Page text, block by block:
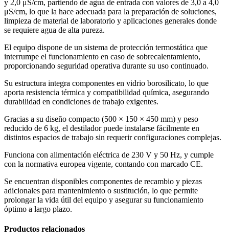
y 2,0 μS/cm, partiendo de agua de entrada con valores de 3,0 a 4,0
μS/cm, lo que la hace adecuada para la preparación de soluciones,
limpieza de material de laboratorio y aplicaciones generales donde
se requiere agua de alta pureza.
El equipo dispone de un sistema de protección termostática que
interrumpe el funcionamiento en caso de sobrecalentamiento,
proporcionando seguridad operativa durante su uso continuado.
Su estructura integra componentes en vidrio borosilicato, lo que
aporta resistencia térmica y compatibilidad química, asegurando
durabilidad en condiciones de trabajo exigentes.
Gracias a su diseño compacto (500 × 150 × 450 mm) y peso
reducido de 6 kg, el destilador puede instalarse fácilmente en
distintos espacios de trabajo sin requerir configuraciones complejas.
Funciona con alimentación eléctrica de 230 V y 50 Hz, y cumple
con la normativa europea vigente, contando con marcado CE.
Se encuentran disponibles componentes de recambio y piezas
adicionales para mantenimiento o sustitución, lo que permite
prolongar la vida útil del equipo y asegurar su funcionamiento
óptimo a largo plazo.
Productos relacionados